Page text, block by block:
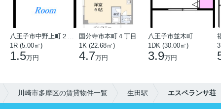
1R (5.00㎡)
1.5万円
国分寺市本町４丁目
1K (22.68㎡)
4.7万円
八王子市並木町
1DK (30.00㎡)
3.9万円
川崎市多摩区の賃貸物件一覧 生田駅 エスペランサ荘